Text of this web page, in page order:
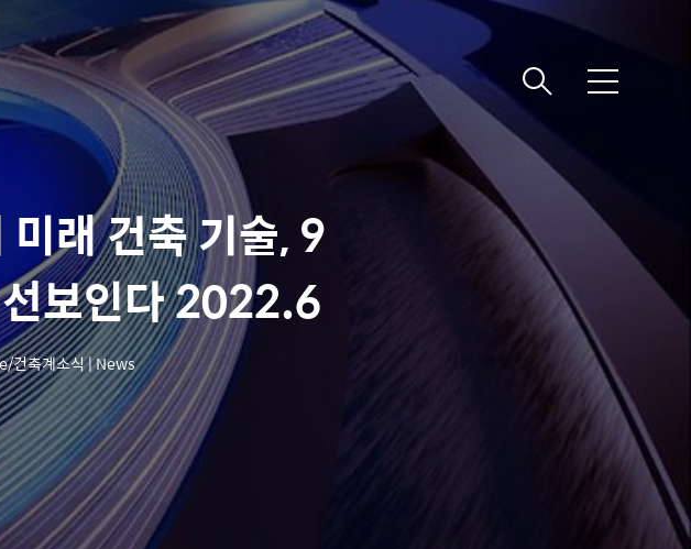
메
래 건축 기술, 9
보인다 2022.6
건축계소식 | News